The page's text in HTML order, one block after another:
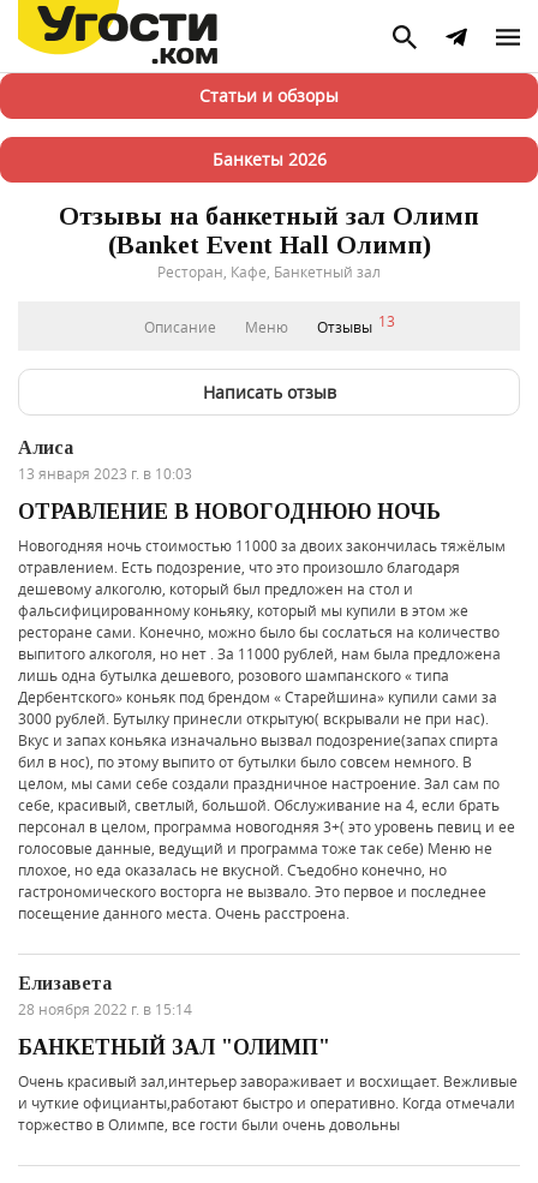
Статьи и обзоры
Банкеты 2026
Отзывы на банкетный зал Олимп
(Banket Event Hall Олимп)
Ресторан, Кафе, Банкетный зал
Описание Меню Отзывы 13
Написать отзыв
Алиса
13 января 2023 г. в 10:03
ОТРАВЛЕНИЕ В НОВОГОДНЮЮ НОЧЬ
Новогодняя ночь стоимостью 11000 за двоих закончилась тяжёлым
отравлением. Есть подозрение, что это произошло благодаря
дешевому алкоголю, который был предложен на стол и
фальсифицированному коньяку, который мы купили в этом же
ресторане сами. Конечно, можно было бы сослаться на количество
выпитого алкоголя, но нет . За 11000 рублей, нам была предложена
лишь одна бутылка дешевого, розового шампанского « типа
Дербентского» коньяк под брендом « Старейшина» купили сами за
3000 рублей. Бутылку принесли открытую( вскрывали не при нас).
Вкус и запах коньяка изначально вызвал подозрение(запах спирта
бил в нос), по этому выпито от бутылки было совсем немного. В
целом, мы сами себе создали праздничное настроение. Зал сам по
себе, красивый, светлый, большой. Обслуживание на 4, если брать
персонал в целом, программа новогодняя 3+( это уровень певиц и ее
голосовые данные, ведущий и программа тоже так себе) Меню не
плохое, но еда оказалась не вкусной. Съедобно конечно, но
гастрономического восторга не вызвало. Это первое и последнее
посещение данного места. Очень расстроена.
Елизавета
28 ноября 2022 г. в 15:14
БАНКЕТНЫЙ ЗАЛ "ОЛИМП"
Очень красивый зал,интерьер завораживает и восхищает. Вежливые
и чуткие официанты,работают быстро и оперативно. Когда отмечали
торжество в Олимпе, все гости были очень довольны